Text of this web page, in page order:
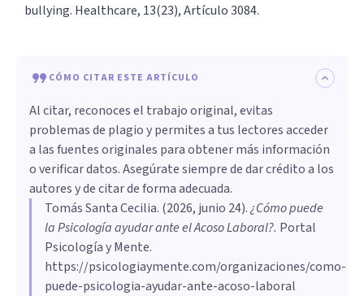
bullying. Healthcare, 13(23), Artículo 3084.
CÓMO CITAR ESTE ARTÍCULO
Al citar, reconoces el trabajo original, evitas
problemas de plagio y permites a tus lectores acceder
a las fuentes originales para obtener más información
o verificar datos. Asegúrate siempre de dar crédito a los
autores y de citar de forma adecuada.
Tomás Santa Cecilia. (2026, junio 24).¿Cómo puede
la Psicología ayudar ante el Acoso Laboral?. Portal
Psicología y Mente.
https://psicologiaymente.com/organizaciones/como-
puede-psicologia-ayudar-ante-acoso-laboral